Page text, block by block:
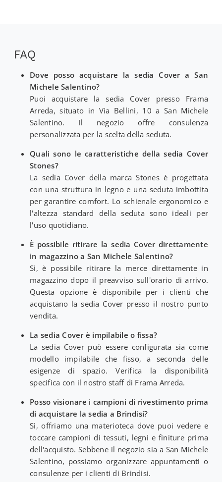
FAQ
Dove posso acquistare la sedia Cover a San
Michele Salentino?
Puoi acquistare la sedia Cover presso Frama
Arreda, situato in Via Bellini, 10 a San Michele
Salentino. Il negozio offre consulenza
personalizzata per la scelta della seduta.
Quali sono le caratteristiche della sedia Cover
Stones?
La sedia Cover della marca Stones è progettata
con una struttura in legno e una seduta imbottita
per garantire comfort. Lo schienale ergonomico e
l'altezza standard della seduta sono ideali per
l'uso quotidiano.
È possibile ritirare la sedia Cover direttamente
in magazzino a San Michele Salentino?
Sì, è possibile ritirare la merce direttamente in
magazzino dopo il preavviso sull'orario di arrivo.
Questa opzione è disponibile per i clienti che
acquistano la sedia Cover presso il nostro punto
vendita.
La sedia Cover è impilabile o fissa?
La sedia Cover può essere configurata sia come
modello impilabile che fisso, a seconda delle
esigenze di spazio. Verifica la disponibilità
specifica con il nostro staff di Frama Arreda.
Posso visionare i campioni di rivestimento prima
di acquistare la sedia a Brindisi?
Sì, offriamo una materioteca dove puoi vedere e
toccare campioni di tessuti, legni e finiture prima
dell'acquisto. Sebbene il negozio sia a San Michele
Salentino, possiamo organizzare appuntamenti o
consulenze per i clienti di Brindisi.